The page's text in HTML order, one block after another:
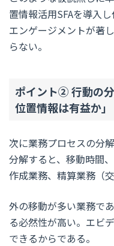
置情報活用SFAを導入
エンゲージメントが著
らない。
ポイント② 行動の
位置情報は有益か」
次に業務プロセスの分
分解すると、移動時間
作成業務、精算業務（
外の移動が多い業務で
る必然性が高い。エビ
できるからである。